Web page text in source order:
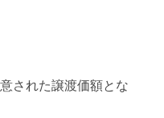
された譲渡価額とな